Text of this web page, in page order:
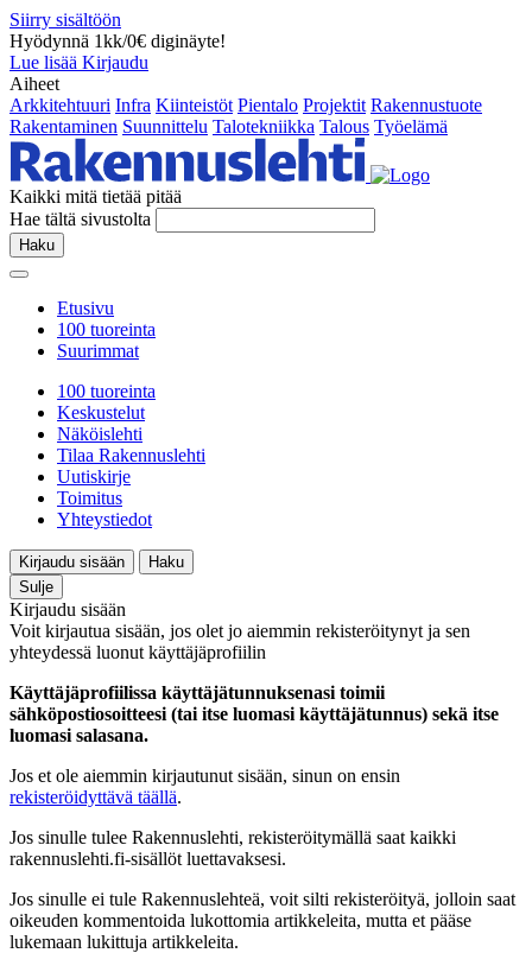
Siirry sisältöön
Hyödynnä 1kk/0€ diginäyte!
Lue lisää Kirjaudu
Aiheet
Arkkitehtuuri Infra Kiinteistöt Pientalo Projektit Rakennustuote
Rakentaminen Suunnittelu Talotekniikka Talous Työelämä
Kaikki mitä tietää pitää
Hae tältä sivustolta
Haku
Etusivu
100 tuoreinta
Suurimmat
100 tuoreinta
Keskustelut
Näköislehti
Tilaa Rakennuslehti
Uutiskirje
Toimitus
Yhteystiedot
Kirjaudu sisään
Haku
Sulje
Kirjaudu sisään
Voit kirjautua sisään, jos olet jo aiemmin rekisteröitynyt ja sen
yhteydessä luonut käyttäjäprofiilin
Käyttäjäprofiilissa käyttäjätunnuksenasi toimii
sähköpostiosoitteesi (tai itse luomasi käyttäjätunnus) sekä itse
luomasi salasana.
Jos et ole aiemmin kirjautunut sisään, sinun on ensin
rekisteröidyttävä täällä.
Jos sinulle tulee Rakennuslehti, rekisteröitymällä saat kaikki
rakennuslehti.fi-sisällöt luettavaksesi.
Jos sinulle ei tule Rakennuslehteä, voit silti rekisteröityä, jolloin saat
oikeuden kommentoida lukottomia artikkeleita, mutta et pääse
lukemaan lukittuja artikkeleita.